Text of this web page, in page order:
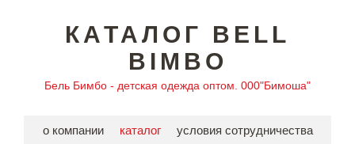
КАТАЛОГ BELL
BIMBO
Бель Бимбо - детская одежда оптом. 000"Бимоша"
о компании каталог
условия сотрудничества